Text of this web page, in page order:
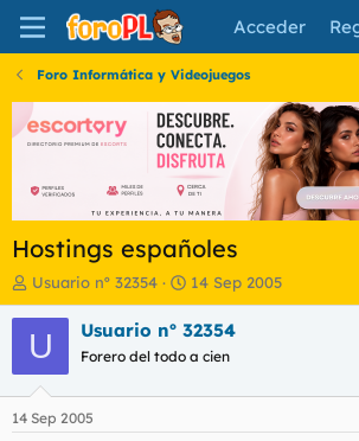
Acceder
Foro Informática y Videojuegos
Hostings españoles
I
n
i
a
d
o
Usuario nº 32354
F
e
c
a
i
14 Sep 2005
U Usuario nº 32354
Forero del todo a cien
14 Sep 2005